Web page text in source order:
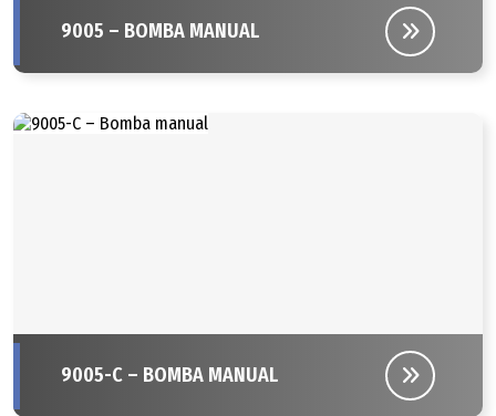
9005 – BOMBA MANUAL
9005-C – BOMBA MANUAL